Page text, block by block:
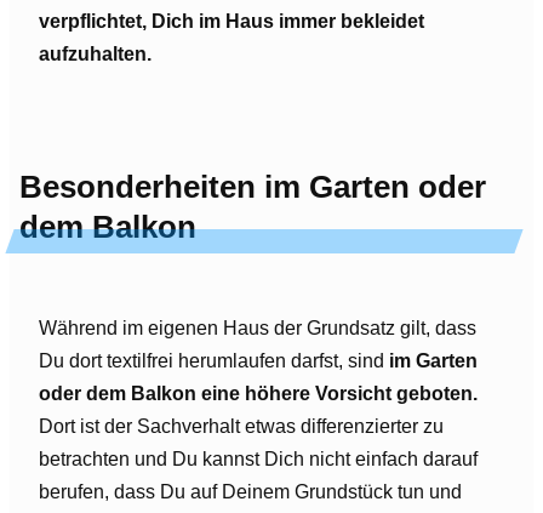
verpflichtet, Dich im Haus immer bekleidet
aufzuhalten.
Besonderheiten im Garten oder
dem Balkon
Während im eigenen Haus der Grundsatz gilt, dass
Du dort textilfrei herumlaufen darfst, sind im Garten
oder dem Balkon eine höhere Vorsicht geboten.
Dort ist der Sachverhalt etwas differenzierter zu
betrachten und Du kannst Dich nicht einfach darauf
berufen, dass Du auf Deinem Grundstück tun und